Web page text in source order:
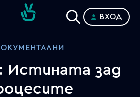
ВХОД
Истината зад